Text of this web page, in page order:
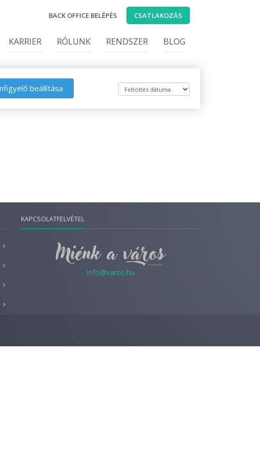
BACK OFFICE BELÉPÉS CSATLAKOZÁS
KARRIER RÓLUNK RENDSZER BLOG
beállítása
KAPCSOLATFELVÉTEL
info@varos.hu